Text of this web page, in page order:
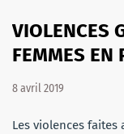
VIOLENCES
FEMMES EN
8 avril 2019
Les violences